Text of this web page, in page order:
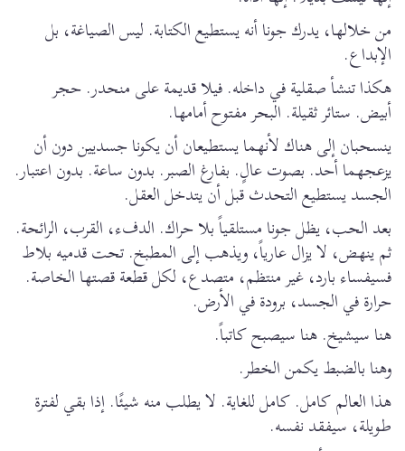
من خلالها، يدرك جونا أنه يستطيع الكتابة. ليس الصياغة، بل
الإبداع.
هكذا تنشأ صقلية في داخله. فيلا قديمة على منحدر. حجر
أبيض. ستائر ثقيلة. البحر مفتوح أمامها.
ينسحبان إلى هناك لأنهما يستطيعان أن يكونا جسديين دون أن
يزعجهما أحد. بصوت عالٍ. بفارغ الصبر. بدون ساعة. بدون اعتبار.
الجسد يستطيع التحدث قبل أن يتدخل العقل.
بعد الحب، يظل جونا مستلقياً بلا حراك. الدفء، القرب، الرائحة.
ثم ينهض، لا يزال عارياً، ويذهب إلى المطبخ. تحت قدميه بلاط
فسيفساء بارد، غير منتظم، متصدع، لكل قطعة قصتها الخاصة.
حرارة في الجسد، برودة في الأرض.
هنا سيشيخ. هنا سيصبح كاتباً.
وهنا بالضبط يكمن الخطر.
هذا العالم كامل. كامل للغاية. لا يطلب منه شيئًا. إذا بقي لفترة
طويلة، سيفقد نفسه.